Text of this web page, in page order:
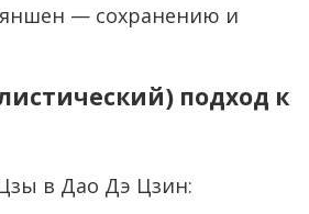
яншен — сохранению и
подход к
в Дао Дэ Цзин: